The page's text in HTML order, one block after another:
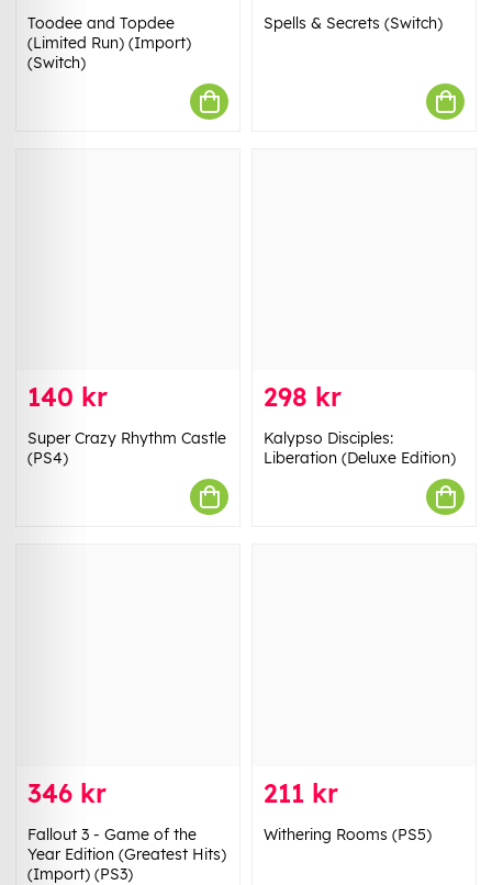
Toodee and Topdee
(Limited Run) (Import)
(Switch)
Spells & Secrets (Switch)
140 kr
Super Crazy Rhythm Castle
(PS4)
298 kr
Kalypso Disciples:
Liberation (Deluxe Edition)
346 kr
Fallout 3 - Game of the
Year Edition (Greatest Hits)
(Import) (PS3)
211 kr
Withering Rooms (PS5)